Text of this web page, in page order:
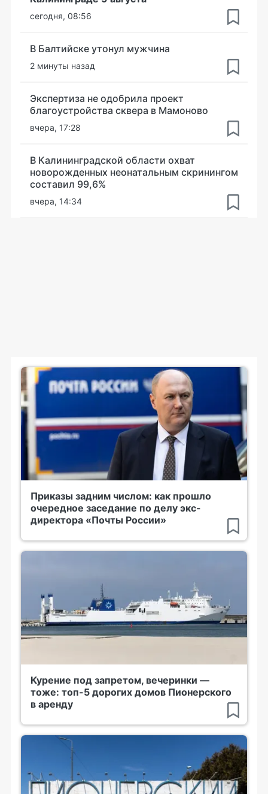
сегодня, 08:56
В Балтийске утонул мужчина
2 минуты назад
Экспертиза не одобрила проект
благоустройства сквера в Мамоново
вчера, 17:28
В Калининградской области охват
новорожденных неонатальным скринингом
составил 99,6%
вчера, 14:34
Приказы задним числом: как прошло
очередное заседание по делу экс-
директора «Почты России»
Курение под запретом, вечеринки —
тоже: топ-5 дорогих домов Пионерского
в аренду